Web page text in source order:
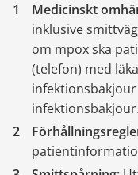
Medicinskt
inklusive
om mpox ska
(telefon) med
infektionsbakjour.